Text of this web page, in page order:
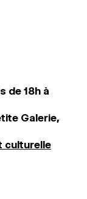
de 18h à
Galerie,
culturelle